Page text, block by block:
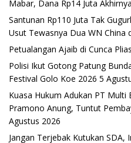
Mabar, Dana Rp14 Juta
Santunan Rp110 Juta Tak
Usut Tewasnya Dua WN China
Petualangan Ajaib di Cunca Plias
Polisi Ikut Gotong Patung
Festival Golo Koe 2026 5
Kuasa Hukum Adukan PT Multi
Pramono Anung, Tuntut
Agustus 2026
Jangan Terjebak Kutukan